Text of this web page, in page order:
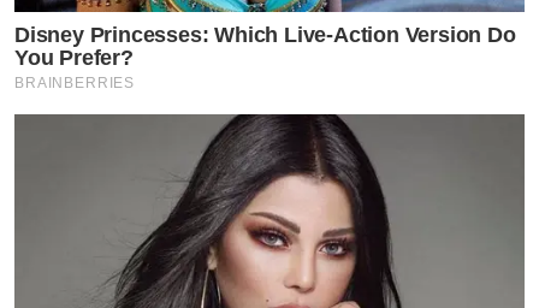
Disney Princesses: Which Live-Action Version Do
You Prefer?
BRAINBERRIES